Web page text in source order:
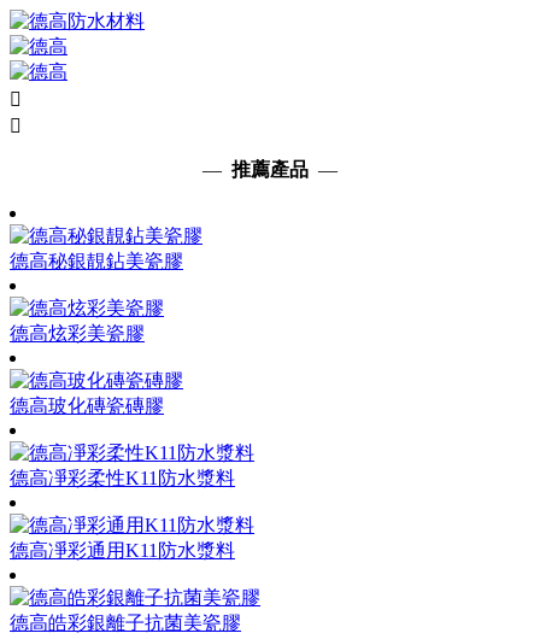


— 推薦產品 —
德高秘銀靚鉆美瓷膠
德高炫彩美瓷膠
德高玻化磚瓷磚膠
德高凈彩柔性K11防水漿料
德高凈彩通用K11防水漿料
德高皓彩銀離子抗菌美瓷膠